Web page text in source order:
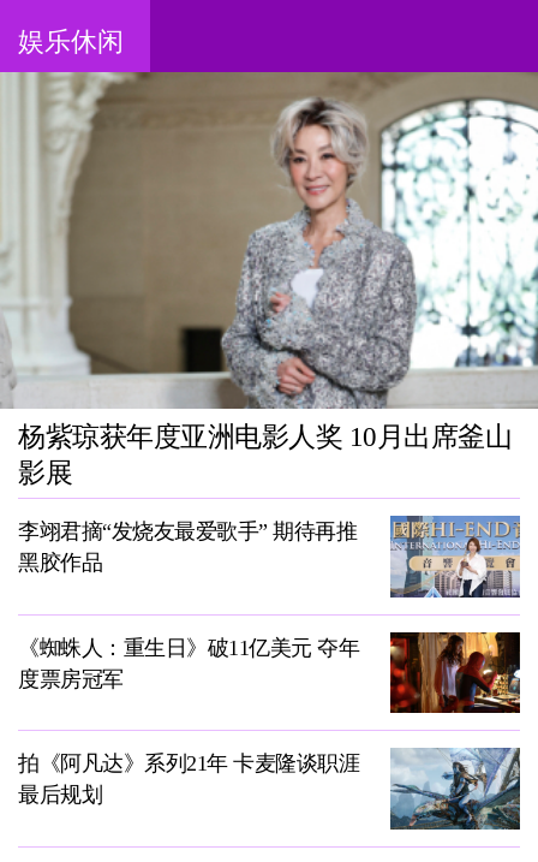
娱乐休闲
杨紫琼获年度亚洲电影人奖 10月出席釜山
影展
李翊君摘“发烧友最爱歌手” 期待再推
黑胶作品
《蜘蛛人：重生日》破11亿美元 夺年
度票房冠军
拍《阿凡达》系列21年 卡麦隆谈职涯
最后规划